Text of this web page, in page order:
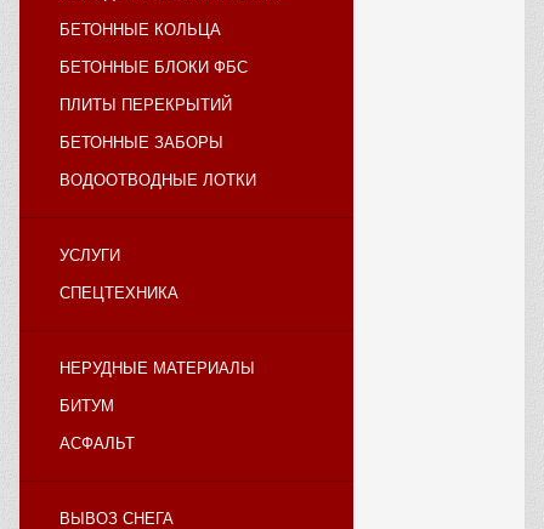
БЕТОННЫЕ КОЛЬЦА
БЕТОННЫЕ БЛОКИ ФБС
ПЛИТЫ ПЕРЕКРЫТИЙ
БЕТОННЫЕ ЗАБОРЫ
ВОДООТВОДНЫЕ ЛОТКИ
УСЛУГИ
СПЕЦТЕХНИКА
НЕРУДНЫЕ МАТЕРИАЛЫ
БИТУМ
АСФАЛЬТ
ВЫВОЗ СНЕГА